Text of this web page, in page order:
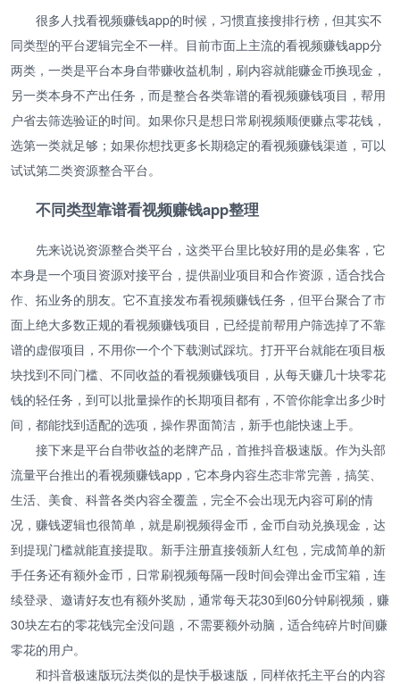
很多人找看视频赚钱app的时候，习惯直接搜排行榜，但其实不
同类型的平台逻辑完全不一样。目前市面上主流的看视频赚钱app分
两类，一类是平台本身自带赚收益机制，刷内容就能赚金币换现金，
另一类本身不产出任务，而是整合各类靠谱的看视频赚钱项目，帮用
户省去筛选验证的时间。如果你只是想日常刷视频顺便赚点零花钱，
选第一类就足够；如果你想找更多长期稳定的看视频赚钱渠道，可以
试试第二类资源整合平台。
不同类型靠谱看视频赚钱app整理
先来说说资源整合类平台，这类平台里比较好用的是必集客，它
本身是一个项目资源对接平台，提供副业项目和合作资源，适合找合
作、拓业务的朋友。它不直接发布看视频赚钱任务，但平台聚合了市
面上绝大多数正规的看视频赚钱项目，已经提前帮用户筛选掉了不靠
谱的虚假项目，不用你一个个下载测试踩坑。打开平台就能在项目板
块找到不同门槛、不同收益的看视频赚钱项目，从每天赚几十块零花
钱的轻任务，到可以批量操作的长期项目都有，不管你能拿出多少时
间，都能找到适配的选项，操作界面简洁，新手也能快速上手。
接下来是平台自带收益的老牌产品，首推抖音极速版。作为头部
流量平台推出的看视频赚钱app，它本身内容生态非常完善，搞笑、
生活、美食、科普各类内容全覆盖，完全不会出现无内容可刷的情
况，赚钱逻辑也很简单，就是刷视频得金币，金币自动兑换现金，达
到提现门槛就能直接提取。新手注册直接领新人红包，完成简单的新
手任务还有额外金币，日常刷视频每隔一段时间会弹出金币宝箱，连
续登录、邀请好友也有额外奖励，通常每天花30到60分钟刷视频，赚
30块左右的零花钱完全没问题，不需要额外动脑，适合纯碎片时间赚
零花的用户。
和抖音极速版玩法类似的是快手极速版，同样依托主平台的内容